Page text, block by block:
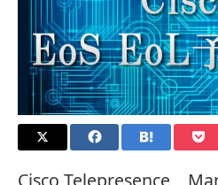
Cisco Telepresence